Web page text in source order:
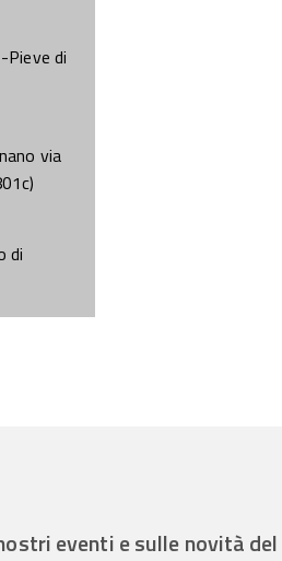
Pieve di
via
di
eventi e sulle novità